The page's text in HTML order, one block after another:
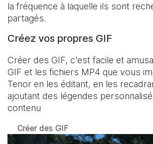
la fréquence à laquelle ils sont
partagés.
Créez vos propres GIF
Créer des GIF, c'est facile et
GIF et les fichiers MP4 que vous
Tenor en les éditant, en les
ajoutant des légendes
contenu
Créer des GIF